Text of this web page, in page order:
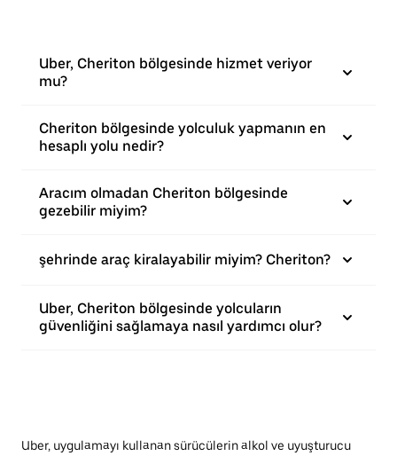
Uber, Cheriton bölgesinde hizmet veriyor
mu?
Cheriton bölgesinde yolculuk yapmanın en
hesaplı yolu nedir?
Aracım olmadan Cheriton bölgesinde
gezebilir miyim?
şehrinde araç kiralayabilir miyim? Cheriton?
Uber, Cheriton bölgesinde yolcuların
güvenliğini sağlamaya nasıl yardımcı olur?
Uber, uygulamayı kullanan sürücülerin alkol ve uyuşturucu